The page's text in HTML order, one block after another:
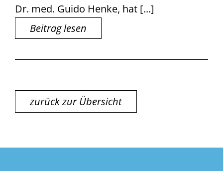
Dr. med. Guido Henke, hat [...]
Beitrag lesen
zurück zur Übersicht